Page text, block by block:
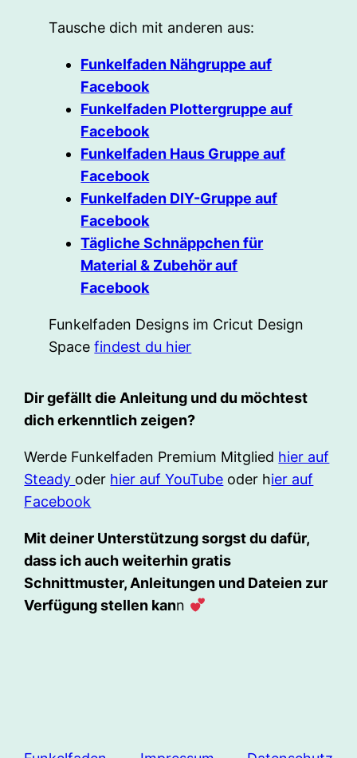
Tausche dich mit anderen aus:
Funkelfaden Nähgruppe auf
Facebook
Funkelfaden Plottergruppe auf
Facebook
Funkelfaden Haus Gruppe auf
Facebook
Funkelfaden DIY-Gruppe auf
Facebook
Tägliche Schnäppchen für
Material & Zubehör auf
Facebook
Funkelfaden Designs im Cricut Design
Spacefindest du hier
Dir gefällt die Anleitung und du möchtest
dich erkenntlich zeigen?
Werde Funkelfaden Premium Mitglied hier auf
Steady oder hier auf YouTube oder hier auf
Facebook
Mit deiner Unterstützung sorgst du dafür,
dass ich auch weiterhin gratis
Schnittmuster, Anleitungen und Dateien zur
Verfügung stellen kann